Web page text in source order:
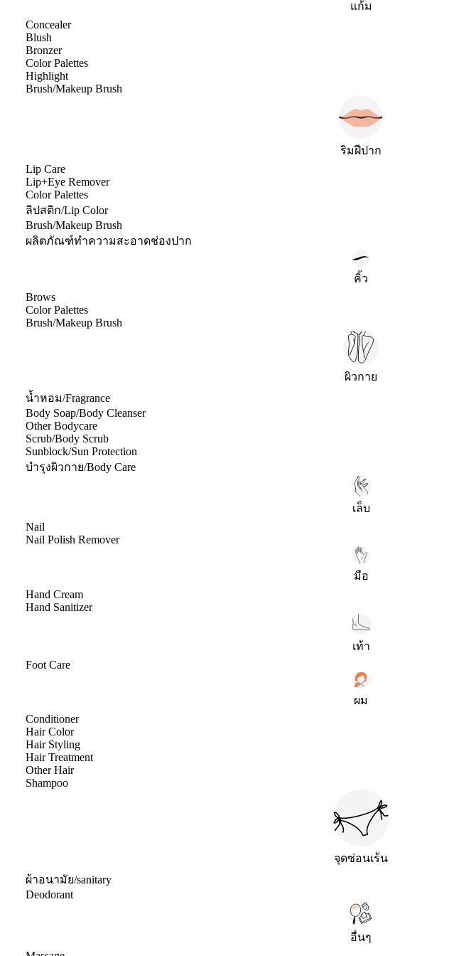
แก้ม
Concealer
Blush
Bronzer
Color Palettes
Highlight
Brush/Makeup Brush
ริมฝีปาก
Lip Care
Lip+Eye Remover
Color Palettes
ลิปสติก/Lip Color
Brush/Makeup Brush
ผลิตภัณฑ์ทำความสะอาดช่องปาก
คิ้ว
Brows
Color Palettes
Brush/Makeup Brush
ผิวกาย
น้ำหอม/Fragrance
Body Soap/Body Cleanser
Other Bodycare
Scrub/Body Scrub
Sunblock/Sun Protection
บำรุงผิวกาย/Body Care
เล็บ
Nail
Nail Polish Remover
มือ
Hand Cream
Hand Sanitizer
เท้า
Foot Care
ผม
Conditioner
Hair Color
Hair Styling
Hair Treatment
Other Hair
Shampoo
จุดซ่อนเร้น
ผ้าอนามัย/sanitary
Deodorant
อื่นๆ